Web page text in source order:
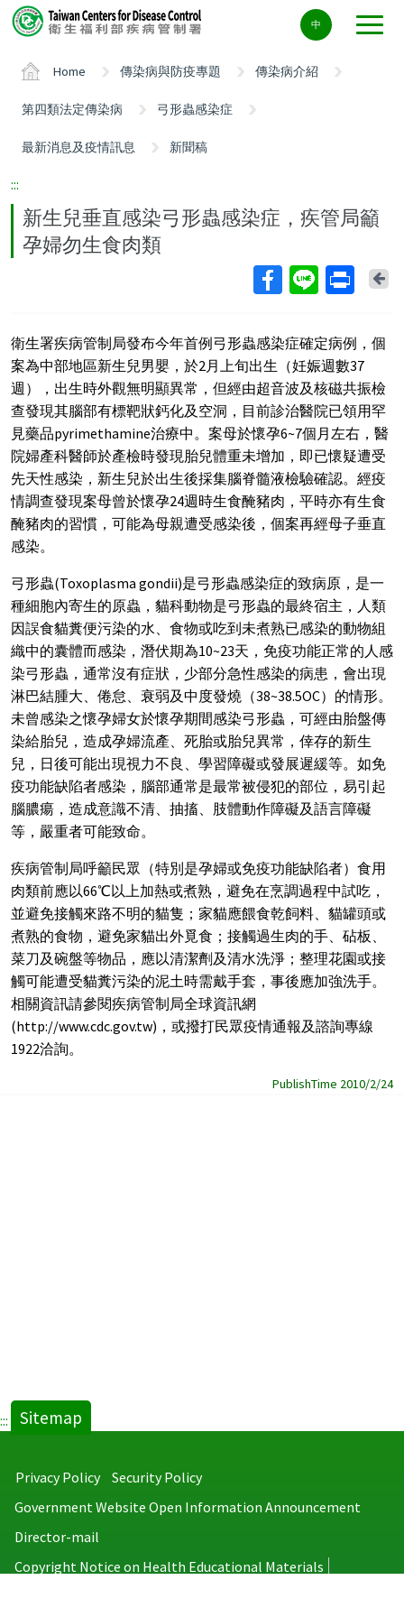
Center
block
中
Home 傳染病與防疫專題 傳染病介紹
第四類法定傳染病 弓形蟲感染症
最新消息及疫情訊息 新聞稿
:::
新生兒垂直感染弓形蟲感染症，疾管局籲
孕婦勿生食肉類
衛生署疾病管制局發布今年首例弓形蟲感染症確定病例，個
案為中部地區新生兒男嬰，於2月上旬出生（妊娠週數37
週），出生時外觀無明顯異常，但經由超音波及核磁共振檢
查發現其腦部有標靶狀鈣化及空洞，目前診治醫院已領用罕
見藥品pyrimethamine治療中。案母於懷孕6~7個月左右，醫
院婦產科醫師於產檢時發現胎兒體重未增加，即已懷疑遭受
先天性感染，新生兒於出生後採集腦脊髓液檢驗確認。經疫
情調查發現案母曾於懷孕24週時生食醃豬肉，平時亦有生食
醃豬肉的習慣，可能為母親遭受感染後，個案再經母子垂直
感染。
弓形蟲(Toxoplasma gondii)是弓形蟲感染症的致病原，是一
種細胞內寄生的原蟲，貓科動物是弓形蟲的最終宿主，人類
因誤食貓糞便污染的水、食物或吃到未煮熟已感染的動物組
織中的囊體而感染，潛伏期為10~23天，免疫功能正常的人感
染弓形蟲，通常沒有症狀，少部分急性感染的病患，會出現
淋巴結腫大、倦怠、衰弱及中度發燒（38~38.5OC）的情形。
未曾感染之懷孕婦女於懷孕期間感染弓形蟲，可經由胎盤傳
染給胎兒，造成孕婦流產、死胎或胎兒異常，倖存的新生
兒，日後可能出現視力不良、學習障礙或發展遲緩等。如免
疫功能缺陷者感染，腦部通常是最常被侵犯的部位，易引起
腦膿瘍，造成意識不清、抽搐、肢體動作障礙及語言障礙
等，嚴重者可能致命。
疾病管制局呼籲民眾（特別是孕婦或免疫功能缺陷者）食用
肉類前應以66℃以上加熱或煮熟，避免在烹調過程中試吃，
並避免接觸來路不明的貓隻；家貓應餵食乾飼料、貓罐頭或
煮熟的食物，避免家貓出外覓食；接觸過生肉的手、砧板、
菜刀及碗盤等物品，應以清潔劑及清水洗淨；整理花園或接
觸可能遭受貓糞污染的泥土時需戴手套，事後應加強洗手。
相關資訊請參閱疾病管制局全球資訊網
(http://www.cdc.gov.tw)，或撥打民眾疫情通報及諮詢專線
1922洽詢。
PublishTime 2010/2/24
::: Sitemap
Privacy Policy
Security Policy
Government Website Open Information Announcement
Director-mail
Copyright Notice on Health Educational Materials